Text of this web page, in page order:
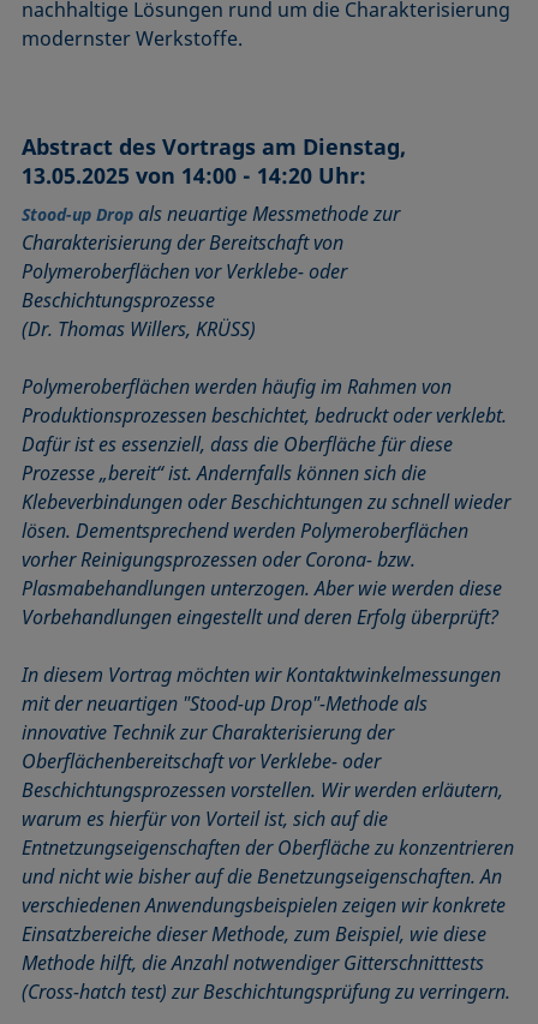
nachhaltige Lösungen rund um die Charakterisierung
modernster Werkstoffe.
Abstract des Vortrags am Dienstag,
13.05.2025 von 14:00 - 14:20 Uhr:
Stood-up Drop als neuartige Messmethode zur
Charakterisierung der Bereitschaft von
Polymeroberflächen vor Verklebe- oder
Beschichtungsprozesse
(Dr. Thomas Willers, KRÜSS)
Polymeroberflächen werden häufig im Rahmen von
Produktionsprozessen beschichtet, bedruckt oder verklebt.
Dafür ist es essenziell, dass die Oberfläche für diese
Prozesse „bereit“ ist. Andernfalls können sich die
Klebeverbindungen oder Beschichtungen zu schnell wieder
lösen. Dementsprechend werden Polymeroberflächen
vorher Reinigungsprozessen oder Corona- bzw.
Plasmabehandlungen unterzogen. Aber wie werden diese
Vorbehandlungen eingestellt und deren Erfolg überprüft?
In diesem Vortrag möchten wir Kontaktwinkelmessungen
mit der neuartigen "Stood-up Drop"-Methode als
innovative Technik zur Charakterisierung der
Oberflächenbereitschaft vor Verklebe- oder
Beschichtungsprozessen vorstellen. Wir werden erläutern,
warum es hierfür von Vorteil ist, sich auf die
Entnetzungseigenschaften der Oberfläche zu konzentrieren
und nicht wie bisher auf die Benetzungseigenschaften. An
verschiedenen Anwendungsbeispielen zeigen wir konkrete
Einsatzbereiche dieser Methode, zum Beispiel, wie diese
Methode hilft, die Anzahl notwendiger Gitterschnitttests
(Cross-hatch test) zur Beschichtungsprüfung zu verringern.